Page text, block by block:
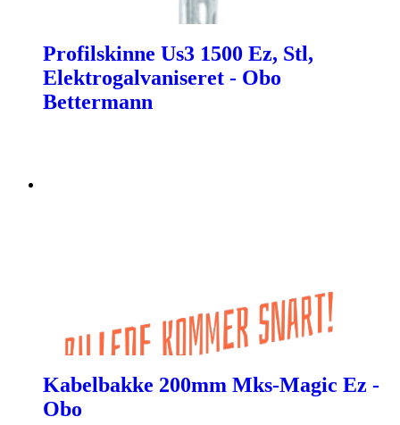
Profilskinne Us3 1500 Ez, Stl,
Elektrogalvaniseret - Obo
Bettermann
Kabelbakke 200mm Mks-Magic Ez -
Obo